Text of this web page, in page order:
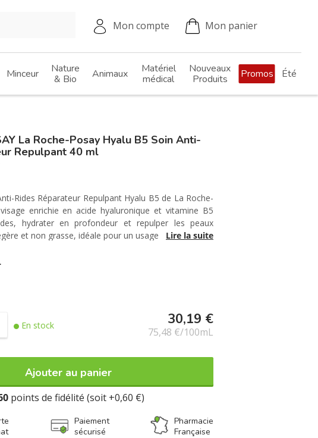
Mon compte Mon panier
Minceur
Nature
& Bio
Animaux
Matériel
médical
Nouveaux
Produits
Promos Été
La Roche-Posay Hyalu B5 Soin Anti-
Repulpant 40 ml
Rides Réparateur Repulpant Hyalu B5 de La Roche-
enrichie en acide hyaluronique et vitamine B5
hydrater en profondeur et repulper les peaux
et non grasse, idéale pour un usage quotidien.
Lire la suite
En stock 30,19 €
75,48 €/100mL
Ajouter au panier
points de fidélité (soit +0,60 €)
Paiement
sécurisé
Pharmacie
Française